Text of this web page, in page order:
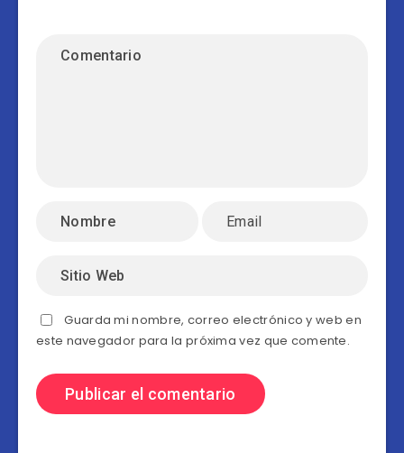
Guarda mi nombre, correo electrónico y web en
este navegador para la próxima vez que comente.